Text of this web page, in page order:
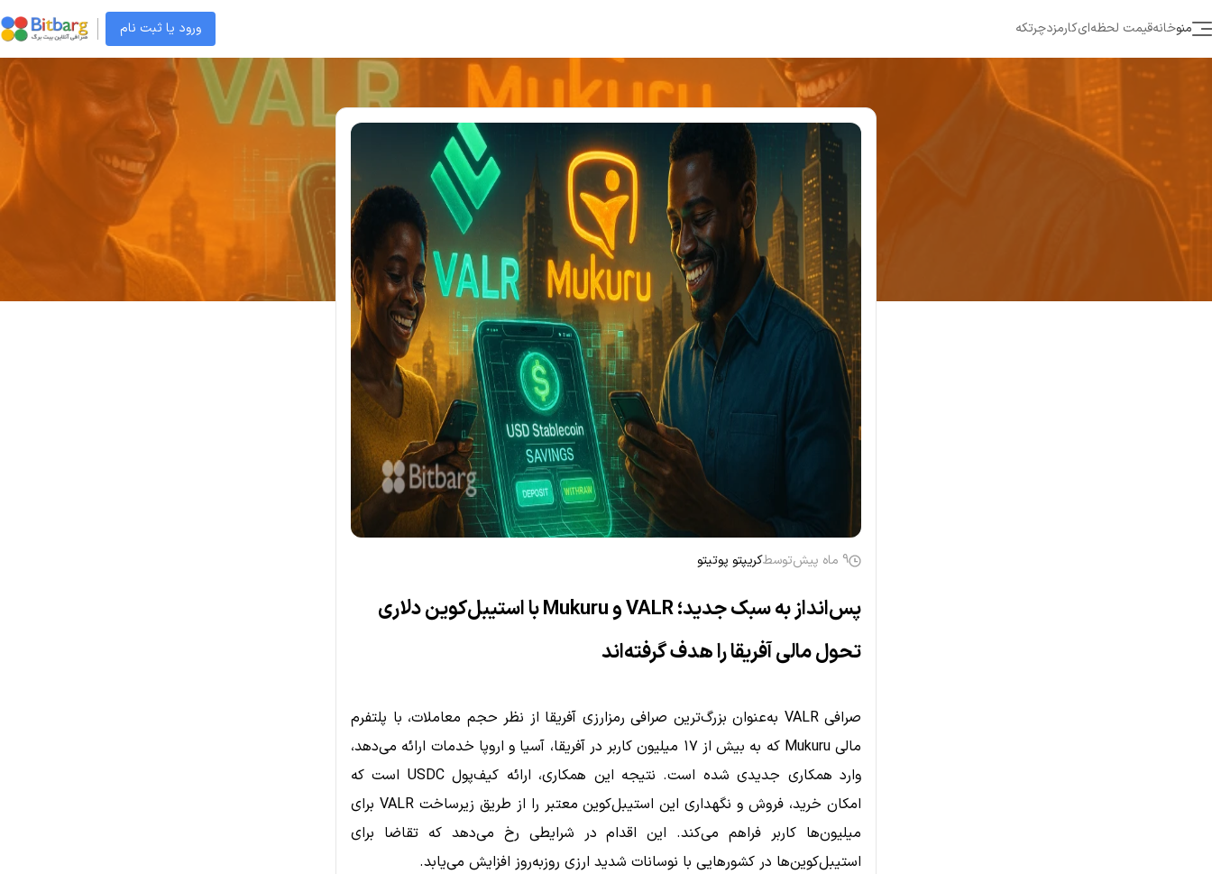
ورود یا ثبت نام چرتکهکارمزدقیمت لحظه‌ایخانهمنو
9 ماه پیش توسطکریپتو پوتیتو
پس‌انداز به سبک جدید؛ VALR و Mukuru با استیبل‌کوین دلاری
تحول مالی آفریقا را هدف گرفته‌اند
صرافی VALR به‌عنوان بزرگ‌ترین صرافی رمزارزی آفریقا از نظر حجم معاملات، با پلتفرم
مالی Mukuru که به بیش از ۱۷ میلیون کاربر در آفریقا، آسیا و اروپا خدمات ارائه می‌دهد،
وارد همکاری جدیدی شده است. نتیجه این همکاری، ارائه کیف‌پول USDC است که
امکان خرید، فروش و نگهداری این استیبل‌کوین معتبر را از طریق زیرساخت VALR برای
میلیون‌ها کاربر فراهم می‌کند. این اقدام در شرایطی رخ می‌دهد که تقاضا برای
استیبل‌کوین‌ها در کشورهایی با نوسانات شدید ارزی روزبه‌روز افزایش می‌یابد.